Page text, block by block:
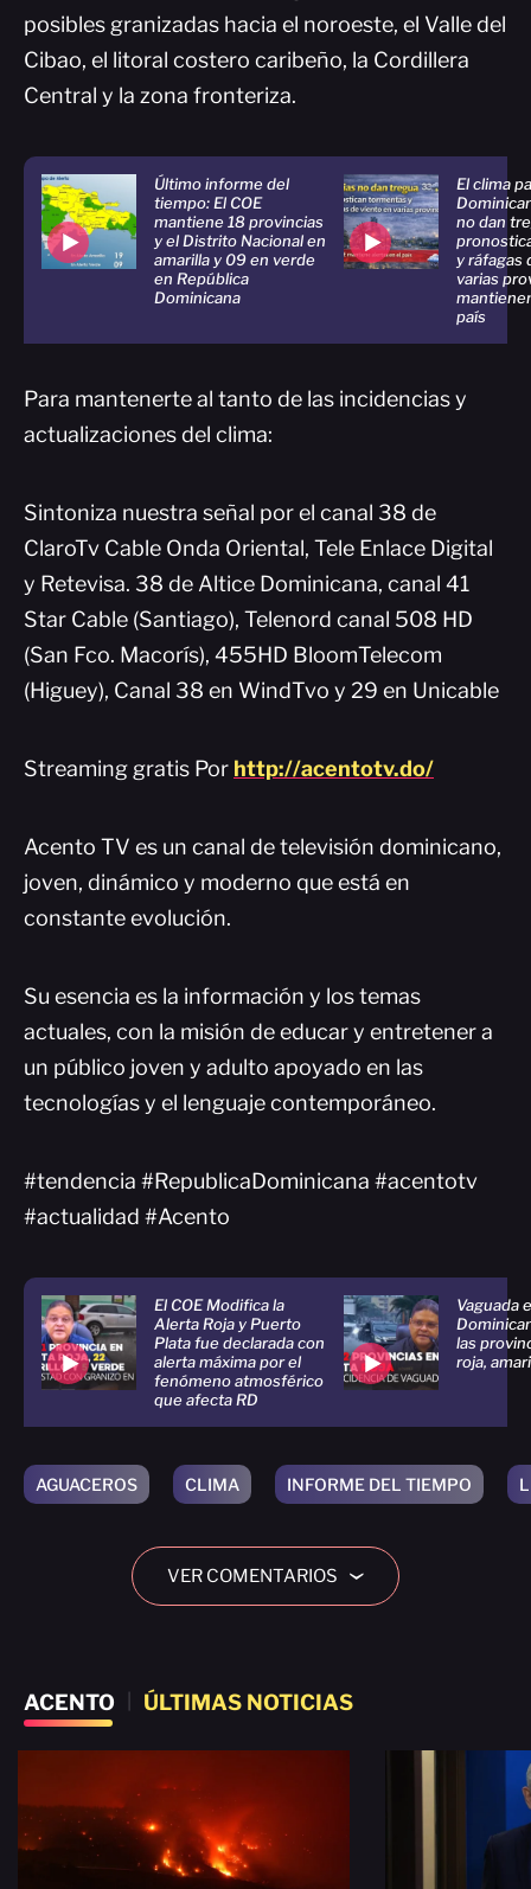
posibles granizadas hacia el noroeste, el Valle del
Cibao, el litoral costero caribeño, la Cordillera
Central y la zona fronteriza.
Último informe del
tiempo: El COE
mantiene 18 provincias
y el Distrito Nacional en
amarilla y 09 en verde
en República
Dominicana
El clima
no dan
y ráfagas
varias
país
Para mantenerte al tanto de las incidencias y
actualizaciones del clima:
Sintoniza nuestra señal por el canal 38 de
ClaroTv Cable Onda Oriental, Tele Enlace Digital
y Retevisa. 38 de Altice Dominicana, canal 41
Star Cable (Santiago), Telenord canal 508 HD
(San Fco. Macorís), 455HD BloomTelecom
(Higuey), Canal 38 en WindTvo y 29 en Unicable
Streaming gratis Por http://acentotv.do/
Acento TV es un canal de televisión dominicano,
joven, dinámico y moderno que está en
constante evolución.
Su esencia es la información y los temas
actuales, con la misión de educar y entretener a
un público joven y adulto apoyado en las
tecnologías y el lenguaje contemporáneo.
#tendencia #RepublicaDominicana #acentotv
#actualidad #Acento
El COE Modifica la
Alerta Roja y Puerto
Plata fue declarada con
alerta máxima por el
fenómeno atmosférico
que afecta RD
Vaguada
las
roja,
AGUACEROS CLIMA INFORME DEL TIEMPO
VER COMENTARIOS ›
ACENTO ÚLTIMAS NOTICIAS